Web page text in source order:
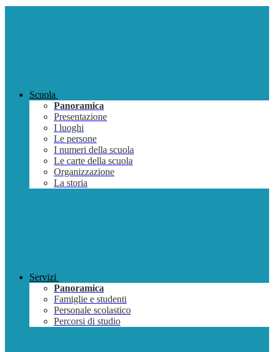
Scuola
Panoramica
Presentazione
I luoghi
Le persone
I numeri della scuola
Le carte della scuola
Organizzazione
La storia
Servizi
Panoramica
Famiglie e studenti
Personale scolastico
Percorsi di studio